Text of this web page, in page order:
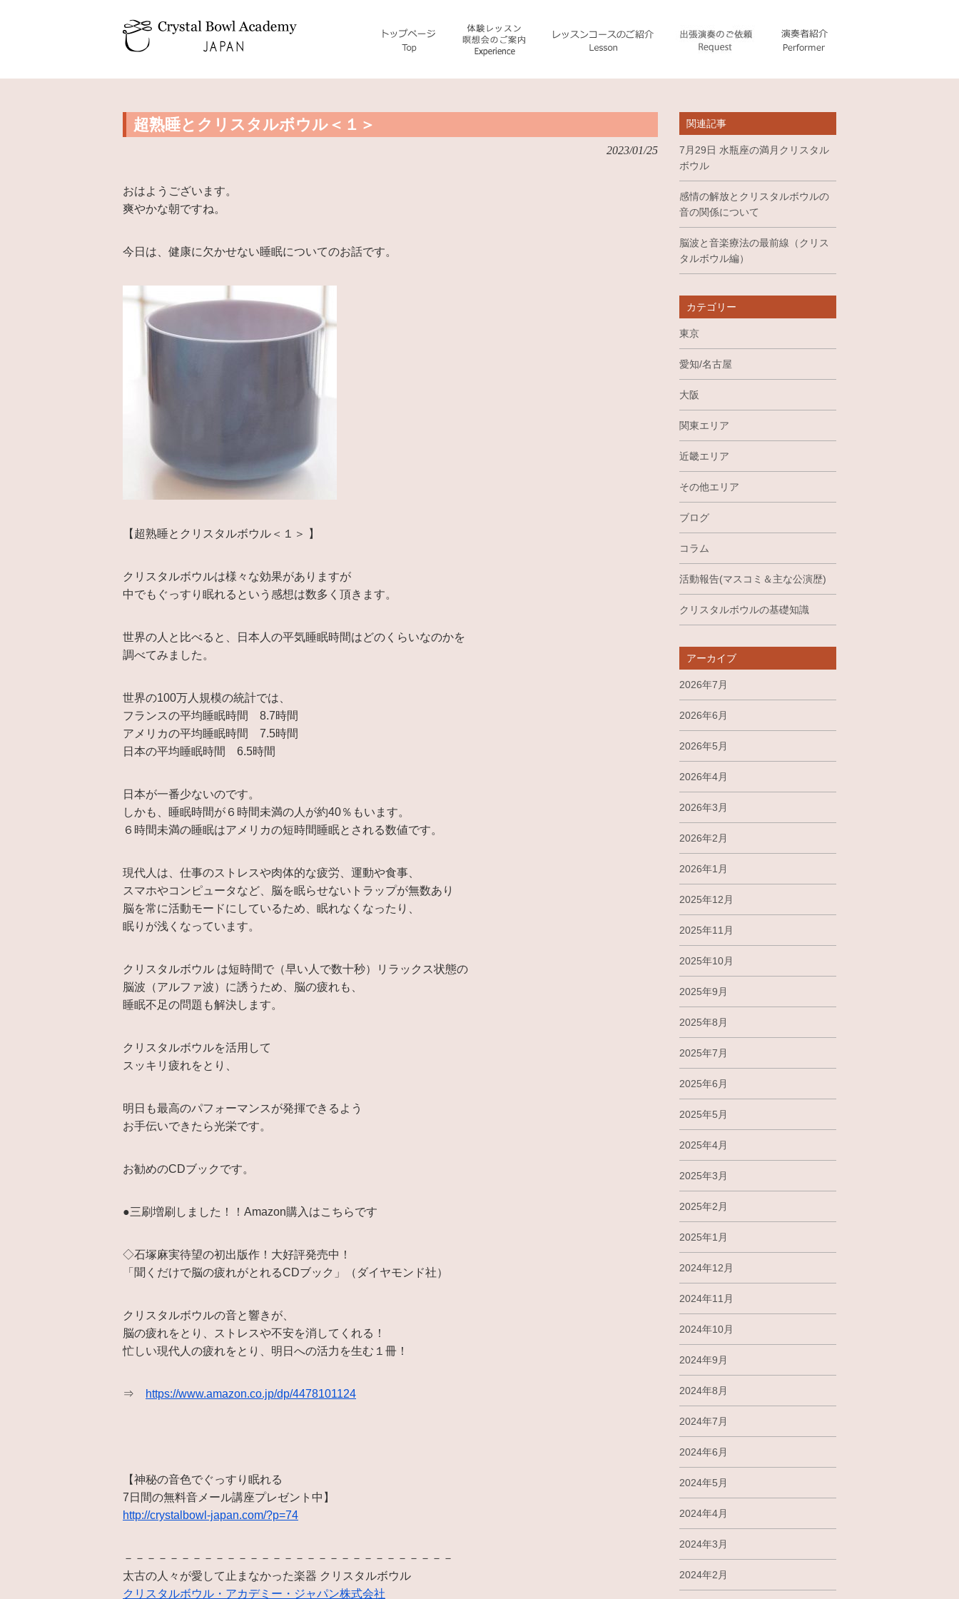
超熟睡とクリスタルボウル＜１＞
2023/01/25
おはようございます。
爽やかな朝ですね。
今日は、健康に欠かせない睡眠についてのお話です。
【超熟睡とクリスタルボウル＜１＞ 】
クリスタルボウルは様々な効果がありますが
中でもぐっすり眠れるという感想は数多く頂きます。
世界の人と比べると、日本人の平気睡眠時間はどのくらいなのかを
調べてみました。
世界の100万人規模の統計では、
フランスの平均睡眠時間 8.7時間
アメリカの平均睡眠時間 7.5時間
日本の平均睡眠時間 6.5時間
日本が一番少ないのです。
しかも、睡眠時間が６時間未満の人が約40％もいます。
６時間未満の睡眠はアメリカの短時間睡眠とされる数値です。
現代人は、仕事のストレスや肉体的な疲労、運動や食事、
スマホやコンピュータなど、脳を眠らせないトラップが無数あり
脳を常に活動モードにしているため、眠れなくなったり、
眠りが浅くなっています。
クリスタルボウル は短時間で（早い人で数十秒）リラックス状態の
脳波（アルファ波）に誘うため、脳の疲れも、
睡眠不足の問題も解決します。
クリスタルボウルを活用して
スッキリ疲れをとり、
明日も最高のパフォーマンスが発揮できるよう
お手伝いできたら光栄です。
お勧めのCDブックです。
●三刷増刷しました！！Amazon購入はこちらです
◇石塚麻実待望の初出版作！大好評発売中！
「聞くだけで脳の疲れがとれるCDブック」（ダイヤモンド社）
クリスタルボウルの音と響きが、
脳の疲れをとり、ストレスや不安を消してくれる！
忙しい現代人の疲れをとり、明日への活力を生む１冊！
⇒ https://www.amazon.co.jp/dp/4478101124
【神秘の音色でぐっすり眠れる
7日間の無料音メール講座プレゼント中】
http://crystalbowl-japan.com/?p=74
－－－－－－－－－－－－－－－－－－－－－－－－－－－－－
太古の人々が愛して止まなかった楽器 クリスタルボウル
クリスタルボウル・アカデミー・ジャパン株式会社
関連記事
7月29日 水瓶座の満月クリスタル
ボウル
感情の解放とクリスタルボウルの
音の関係について
脳波と音楽療法の最前線（クリス
タルボウル編）
カテゴリー
東京
愛知/名古屋
大阪
関東エリア
近畿エリア
その他エリア
ブログ
コラム
活動報告(マスコミ＆主な公演歴)
クリスタルボウルの基礎知識
アーカイブ
2026年7月
2026年6月
2026年5月
2026年4月
2026年3月
2026年2月
2026年1月
2025年12月
2025年11月
2025年10月
2025年9月
2025年8月
2025年7月
2025年6月
2025年5月
2025年4月
2025年3月
2025年2月
2025年1月
2024年12月
2024年11月
2024年10月
2024年9月
2024年8月
2024年7月
2024年6月
2024年5月
2024年4月
2024年3月
2024年2月